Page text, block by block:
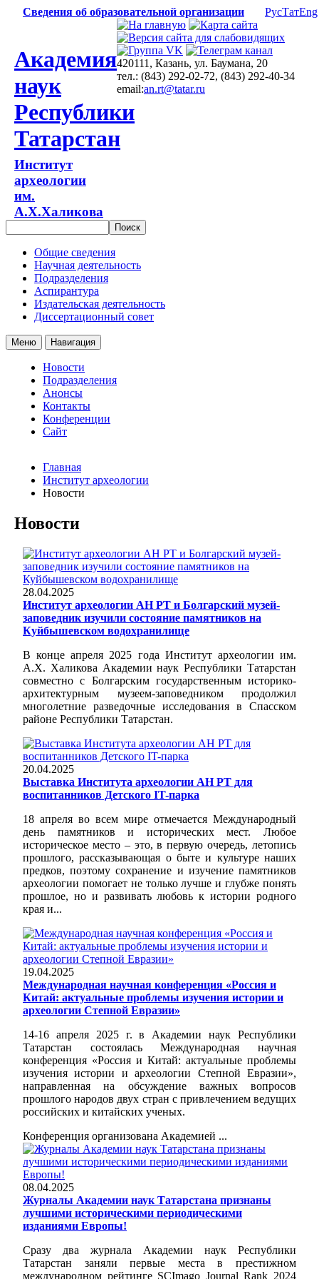
Сведения об образовательной организации РусТатEng
Академия
наук
Республики
Татарстан
Институт
археологии
им.
А.Х.Халикова
420111, Казань, ул. Баумана, 20
тел.: (843) 292-02-72, (843) 292-40-34
email:an.rt@tatar.ru
Общие сведения
Научная деятельность
Подразделения
Аспирантура
Издательская деятельность
Диссертационный совет
Меню Навигация
Новости
Подразделения
Анонсы
Контакты
Конференции
Сайт
Главная
Институт археологии
Новости
Новости
28.04.2025
Институт археологии АН РТ и Болгарский музей-
заповедник изучили состояние памятников на
Куйбышевском водохранилище
В конце апреля 2025 года Институт археологии им.
А.Х. Халикова Академии наук Республики Татарстан
совместно с Болгарским государственным историко-
архитектурным музеем-заповедником продолжил
многолетние разведочные исследования в Спасском
районе Республики Татарстан.
20.04.2025
Выставка Института археологии АН РТ для
воспитанников Детского IT-парка
18 апреля во всем мире отмечается Международный
день памятников и исторических мест. Любое
историческое место – это, в первую очередь, летопись
прошлого, рассказывающая о быте и культуре наших
предков, поэтому сохранение и изучение памятников
археологии помогает не только лучше и глубже понять
прошлое, но и развивать любовь к истории родного
края и...
19.04.2025
Международная научная конференция «Россия и
Китай: актуальные проблемы изучения истории и
археологии Степной Евразии»
14-16 апреля 2025 г. в Академии наук Республики
Татарстан состоялась Международная научная
конференция «Россия и Китай: актуальные проблемы
изучения истории и археологии Степной Евразии»,
направленная на обсуждение важных вопросов
прошлого народов двух стран с привлечением ведущих
российских и китайских ученых.
Конференция организована Академией ...
08.04.2025
Журналы Академии наук Татарстана признаны
лучшими историческими периодическими
изданиями Европы!
Сразу два журнала Академии наук Республики
Татарстан заняли первые места в престижном
международном рейтинге SCImago Journal Rank 2024